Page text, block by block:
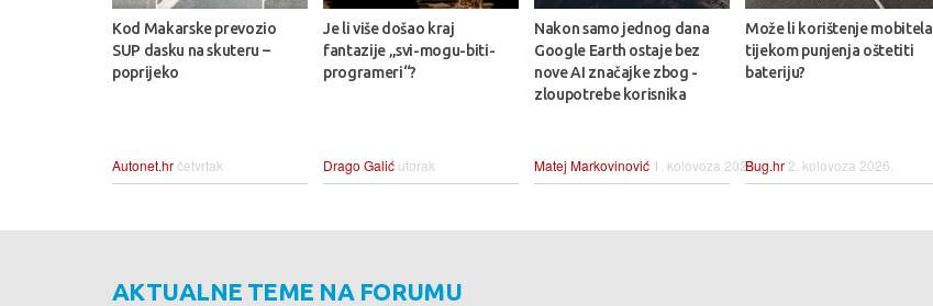
Kod Makarske prevozio
SUP dasku na skuteru –
poprijeko
Autonet.hrčetvrtak
Je li više došao kraj
fantazije „svi-mogu-biti-
programeri“?
Drago Galić utorak
Nakon samo jednog dana
Google Earth ostaje bez
nove AI značajke zbog -
zloupotrebe korisnika
Matej Markovinović 1. kolovoza 2026.
Može li korištenje mobitela
tijekom punjenja oštetiti
bateriju?
Bug.hr 2. kolovoza 2026.
AKTUALNE TEME NA FORUMU